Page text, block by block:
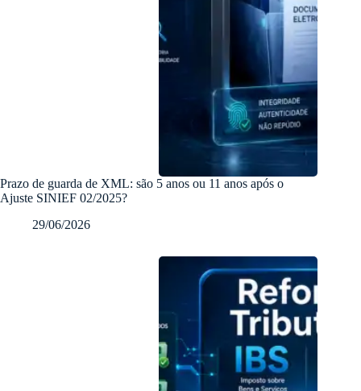
Prazo de guarda de XML: são 5 anos ou 11 anos após o
Ajuste SINIEF 02/2025?
29/06/2026